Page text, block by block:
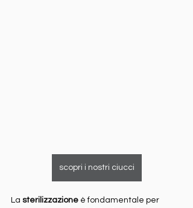
scopri i nostri ciucci
La sterilizzazione è fondamentale per